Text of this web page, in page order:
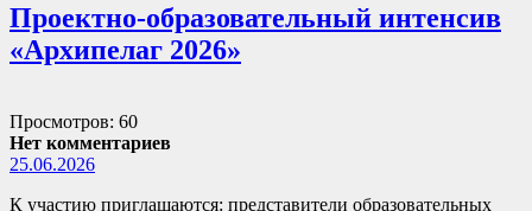
Проектно-образовательный интенсив
«Архипелаг 2026»
Просмотров: 60
Нет комментариев
25.06.2026
К участию приглашаются: представители образовательных